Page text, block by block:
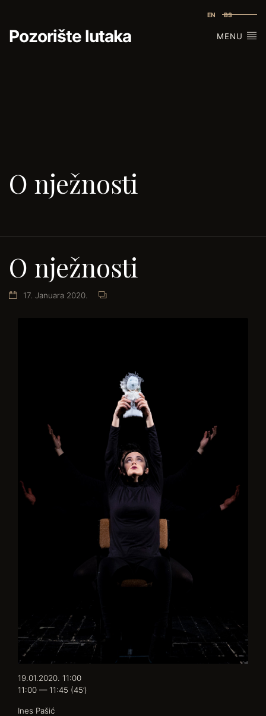
EN BS
Pozorište lutaka MENU
O nježnosti
O nježnosti
17. Januara 2020.
19.01.2020. 11:00
11:00 — 11:45 (45’)
Ines Pašić